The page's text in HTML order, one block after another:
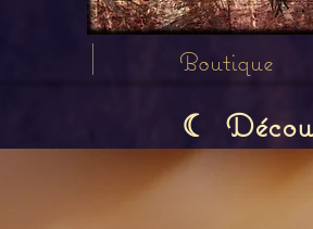
Boutique
☾